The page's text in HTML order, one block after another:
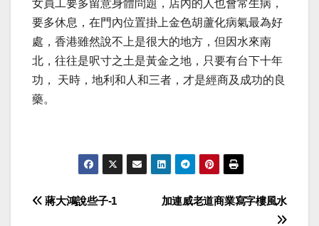
女員工要多留意身體問題，店內的人也會常生病，
要多休息，在門內位置掛上金色胡蘆化病氣最為好
處，香港雖然說不上是很大的地方，但因水來南
北，往往是呎寸之土是黃金之地，只要有台下十年
功， 天時，地利和人和三者，才是經商及成功的良
藥。
Post
加連威老道商業寫字樓風水
蔣大鴻說些子-1